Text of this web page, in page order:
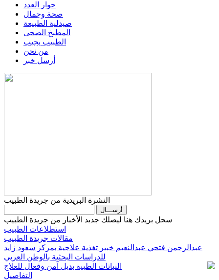
حوار العدد
صحة وجمال
صيدلية الطبيعة
المطبخ الصحى
الطبيب يجيب
من نحن
أرسل خبر
النشرة البريدية من جريدة الطبيب
سجل بريدك هنا ليصلك جديد الأخبار من جريدة الطبيب
استطلاعات الطبيب
مقالات جريدة الطبيب
عبدالرحمن فتحي عبدالنعيم خبير تغذية علاجية بمركز سعود زايد
للدراسات البحثية بالوطن العربي
النباتات الطبية بديل آمن وفعال للعلاج
التفاصيل